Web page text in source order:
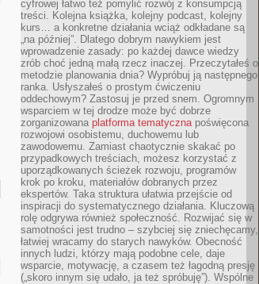
cyfrowej łatwo też pomylić rozwój z konsumpcją
treści. Kolejna książka, kolejny podcast, kolejny
kurs… a konkretne działania wciąż odkładane są
„na później”. Dlatego dobrym nawykiem jest
wprowadzenie zasady: po każdej dawce wiedzy
zrób choć jedną małą rzecz inaczej. Przeczytałeś o
metodzie planowania dnia? Wypróbuj ją następnego
ranka. Usłyszałeś o prostym ćwiczeniu
oddechowym? Zastosuj je przed snem. Ogromnym
wsparciem w tej drodze może być dobrze
zorganizowana platforma tematycznapoświęcona
rozwojowi osobistemu, duchowemu lub
zawodowemu. Zamiast chaotycznie skakać po
przypadkowych treściach, możesz korzystać z
uporządkowanych ścieżek rozwoju, programów
krok po kroku, materiałów dobranych przez
ekspertów. Taka struktura ułatwia przejście od
inspiracji do systematycznego działania. Kluczową
rolę odgrywa również społeczność. Rozwijać się w
samotności jest trudno – szybciej się zniechęcamy,
łatwiej wracamy do starych nawyków. Obecność
innych ludzi, którzy mają podobne cele, daje
wsparcie, motywację, a czasem też łagodną presję
(„skoro innym się udało, ja też spróbuję”). Wspólne